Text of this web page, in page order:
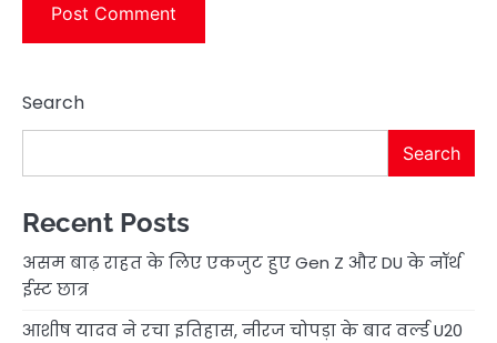
Search
Search
Recent Posts
असम बाढ़ राहत के लिए एकजुट हुए Gen Z और DU के नॉर्थ
ईस्ट छात्र
आशीष यादव ने रचा इतिहास, नीरज चोपड़ा के बाद वर्ल्ड U20